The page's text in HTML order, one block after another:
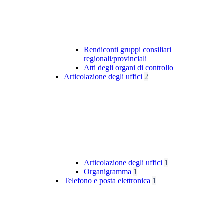
Rendiconti gruppi consiliari
regionali/provinciali
Atti degli organi di controllo
Articolazione degli uffici 2
Articolazione degli uffici 1
Organigramma 1
Telefono e posta elettronica 1